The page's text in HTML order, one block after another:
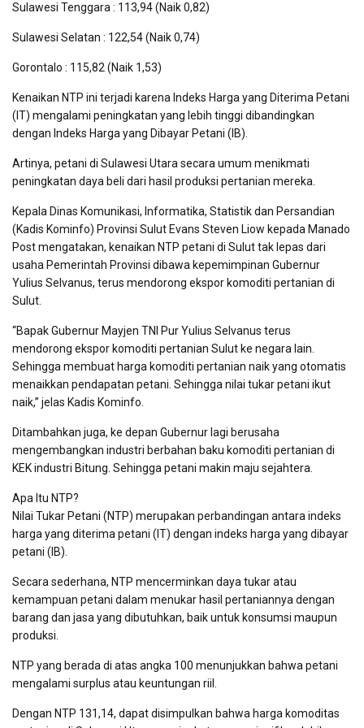
Sulawesi Tenggara : 113,94 (Naik 0,82)
Sulawesi Selatan : 122,54 (Naik 0,74)
Gorontalo : 115,82 (Naik 1,53)
Kenaikan NTP ini terjadi karena Indeks Harga yang Diterima Petani
(IT) mengalami peningkatan yang lebih tinggi dibandingkan
dengan Indeks Harga yang Dibayar Petani (IB).
Artinya, petani di Sulawesi Utara secara umum menikmati
peningkatan daya beli dari hasil produksi pertanian mereka.
Kepala Dinas Komunikasi, Informatika, Statistik dan Persandian
(Kadis Kominfo) Provinsi Sulut Evans Steven Liow kepada Manado
Post mengatakan, kenaikan NTP petani di Sulut tak lepas dari
usaha Pemerintah Provinsi dibawa kepemimpinan Gubernur
Yulius Selvanus, terus mendorong ekspor komoditi pertanian di
Sulut.
“Bapak Gubernur Mayjen TNI Pur Yulius Selvanus terus
mendorong ekspor komoditi pertanian Sulut ke negara lain.
Sehingga membuat harga komoditi pertanian naik yang otomatis
menaikkan pendapatan petani. Sehingga nilai tukar petani ikut
naik,” jelas Kadis Kominfo.
Ditambahkan juga, ke depan Gubernur lagi berusaha
mengembangkan industri berbahan baku komoditi pertanian di
KEK industri Bitung. Sehingga petani makin maju sejahtera.
Apa Itu NTP?
Nilai Tukar Petani (NTP) merupakan perbandingan antara indeks
harga yang diterima petani (IT) dengan indeks harga yang dibayar
petani (IB).
Secara sederhana, NTP mencerminkan daya tukar atau
kemampuan petani dalam menukar hasil pertaniannya dengan
barang dan jasa yang dibutuhkan, baik untuk konsumsi maupun
produksi.
NTP yang berada di atas angka 100 menunjukkan bahwa petani
mengalami surplus atau keuntungan riil.
Dengan NTP 131,14, dapat disimpulkan bahwa harga komoditas